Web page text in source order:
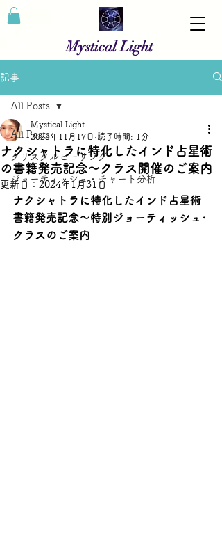
Mystical Light
記事
All Posts
クリスタルヒーリング
ジョーティッシュ・チャート分析
All Posts
ナクシャトラに特化したインド占星術
の書籍発売記念～クラス開催のご案内
Mystical Light
2023年11月17日 読了時間: 1分
更新日： 2024年1月31日
ナクシャトラに特化したインド占星術
書籍発売記念～特別ジョーティッシュ･
クラスのご案内